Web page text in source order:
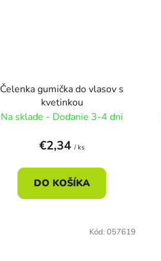
Čelenka gumička do vlasov s
kvetinkou
Na sklade - Dodanie 3-4 dni
€2,34/ ks
DO KOŠÍKA
Kód: 057619